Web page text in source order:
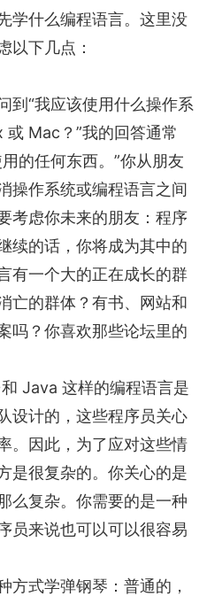
学什么编程语言。这里没
以下几点：
到“我应该使用什么操作系
Mac？”我的回答通常
的任何东西。”你从朋友
操作系统或编程语言之间
考虑你未来的朋友：程序
续的话，你将成为其中的
有一个大的正在成长的群
亡的群体？有书、网站和
吗？你喜欢那些论坛里的
Java 这样的编程语言是
设计的，这些程序员关心
。因此，为了应对这些情
是很复杂的。你关心的是
么复杂。你需要的是一种
员来说也可以可以很容易
方式学弹钢琴：普通的，